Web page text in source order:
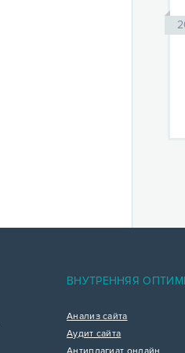
ВНУТРЕННЯЯ
Анализ сайта
Аудит сайта